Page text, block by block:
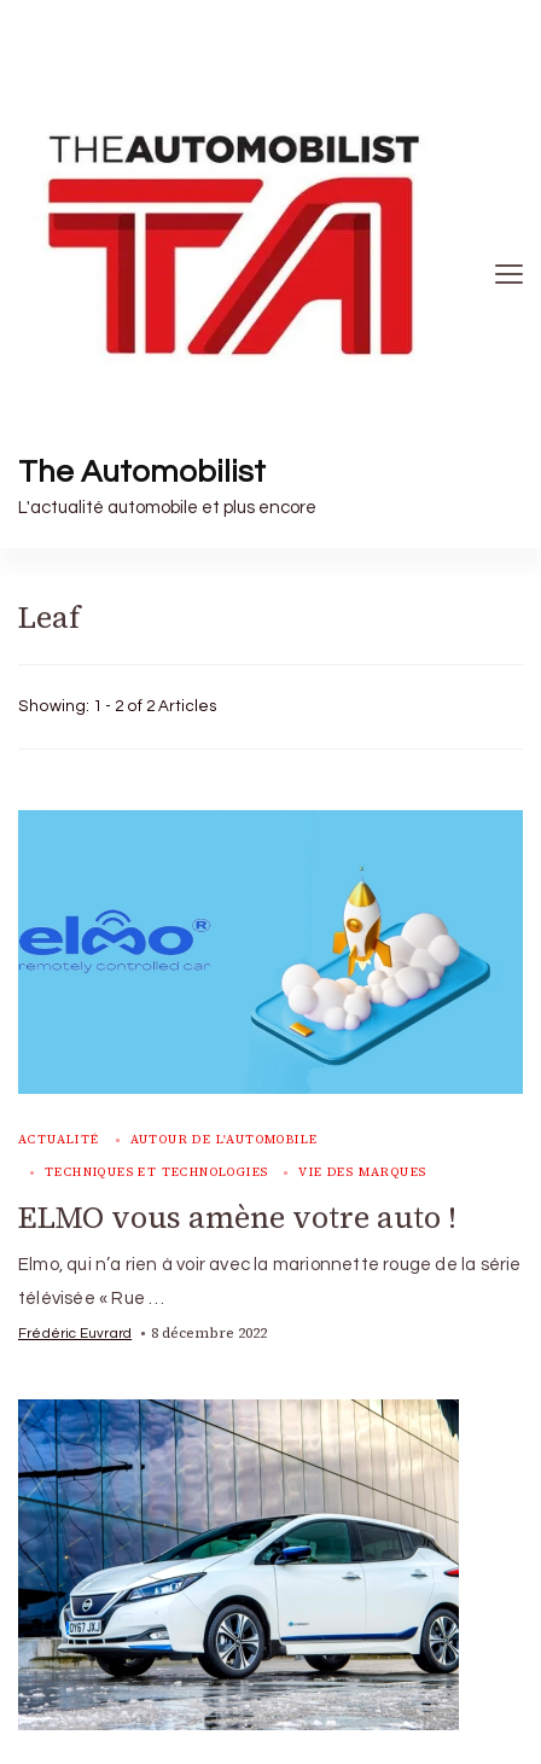
The Automobilist
L'actualité automobile et plus encore
Leaf
Showing: 1 - 2 of 2 Articles
ACTUALITÉ AUTOUR DE L'AUTOMOBILE
TECHNIQUES ET TECHNOLOGIES VIE DES MARQUES
ELMO vous amène votre auto !
Elmo, qui n’a rien à voir avec la marionnette rouge de la série
télévisée « Rue …
Frédéric Euvrard 8 décembre 2022